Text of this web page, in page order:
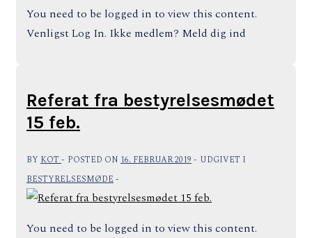
You need to be logged in to view this content.
Venligst Log In. Ikke medlem? Meld dig ind
Referat fra bestyrelsesmødet
15 feb.
BY KOT POSTED ON 16. FEBRUAR 2019
UDGIVET I
BESTYRELSESMØDE
You need to be logged in to view this content.